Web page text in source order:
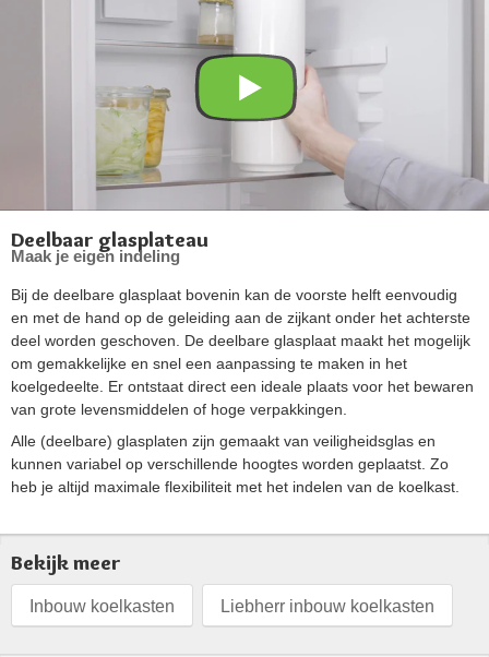
Deelbaar glasplateau
Maak je eigen indeling
Bij de deelbare glasplaat bovenin kan de voorste helft eenvoudig
en met de hand op de geleiding aan de zijkant onder het achterste
deel worden geschoven. De deelbare glasplaat maakt het mogelijk
om gemakkelijke en snel een aanpassing te maken in het
koelgedeelte. Er ontstaat direct een ideale plaats voor het bewaren
van grote levensmiddelen of hoge verpakkingen.
Alle (deelbare) glasplaten zijn gemaakt van veiligheidsglas en
kunnen variabel op verschillende hoogtes worden geplaatst. Zo
heb je altijd maximale flexibiliteit met het indelen van de koelkast.
Bekijk meer
Inbouw koelkasten Liebherr inbouw koelkasten